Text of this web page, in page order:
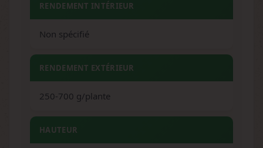
RENDEMENT INTÉRIEUR
Non spécifié
RENDEMENT EXTÉRIEUR
250-700 g/plante
HAUTEUR